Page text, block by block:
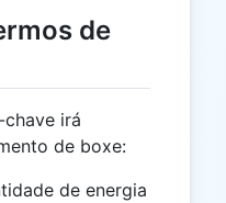
de
irá
de boxe:
de energia